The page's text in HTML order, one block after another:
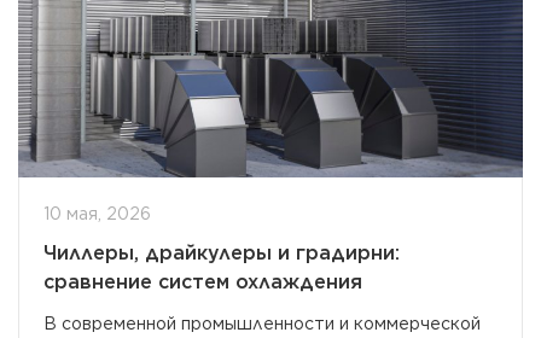
10 мая, 2026
Чиллеры, драйкулеры и градирни:
сравнение систем охлаждения
В современной промышленности и коммерческой